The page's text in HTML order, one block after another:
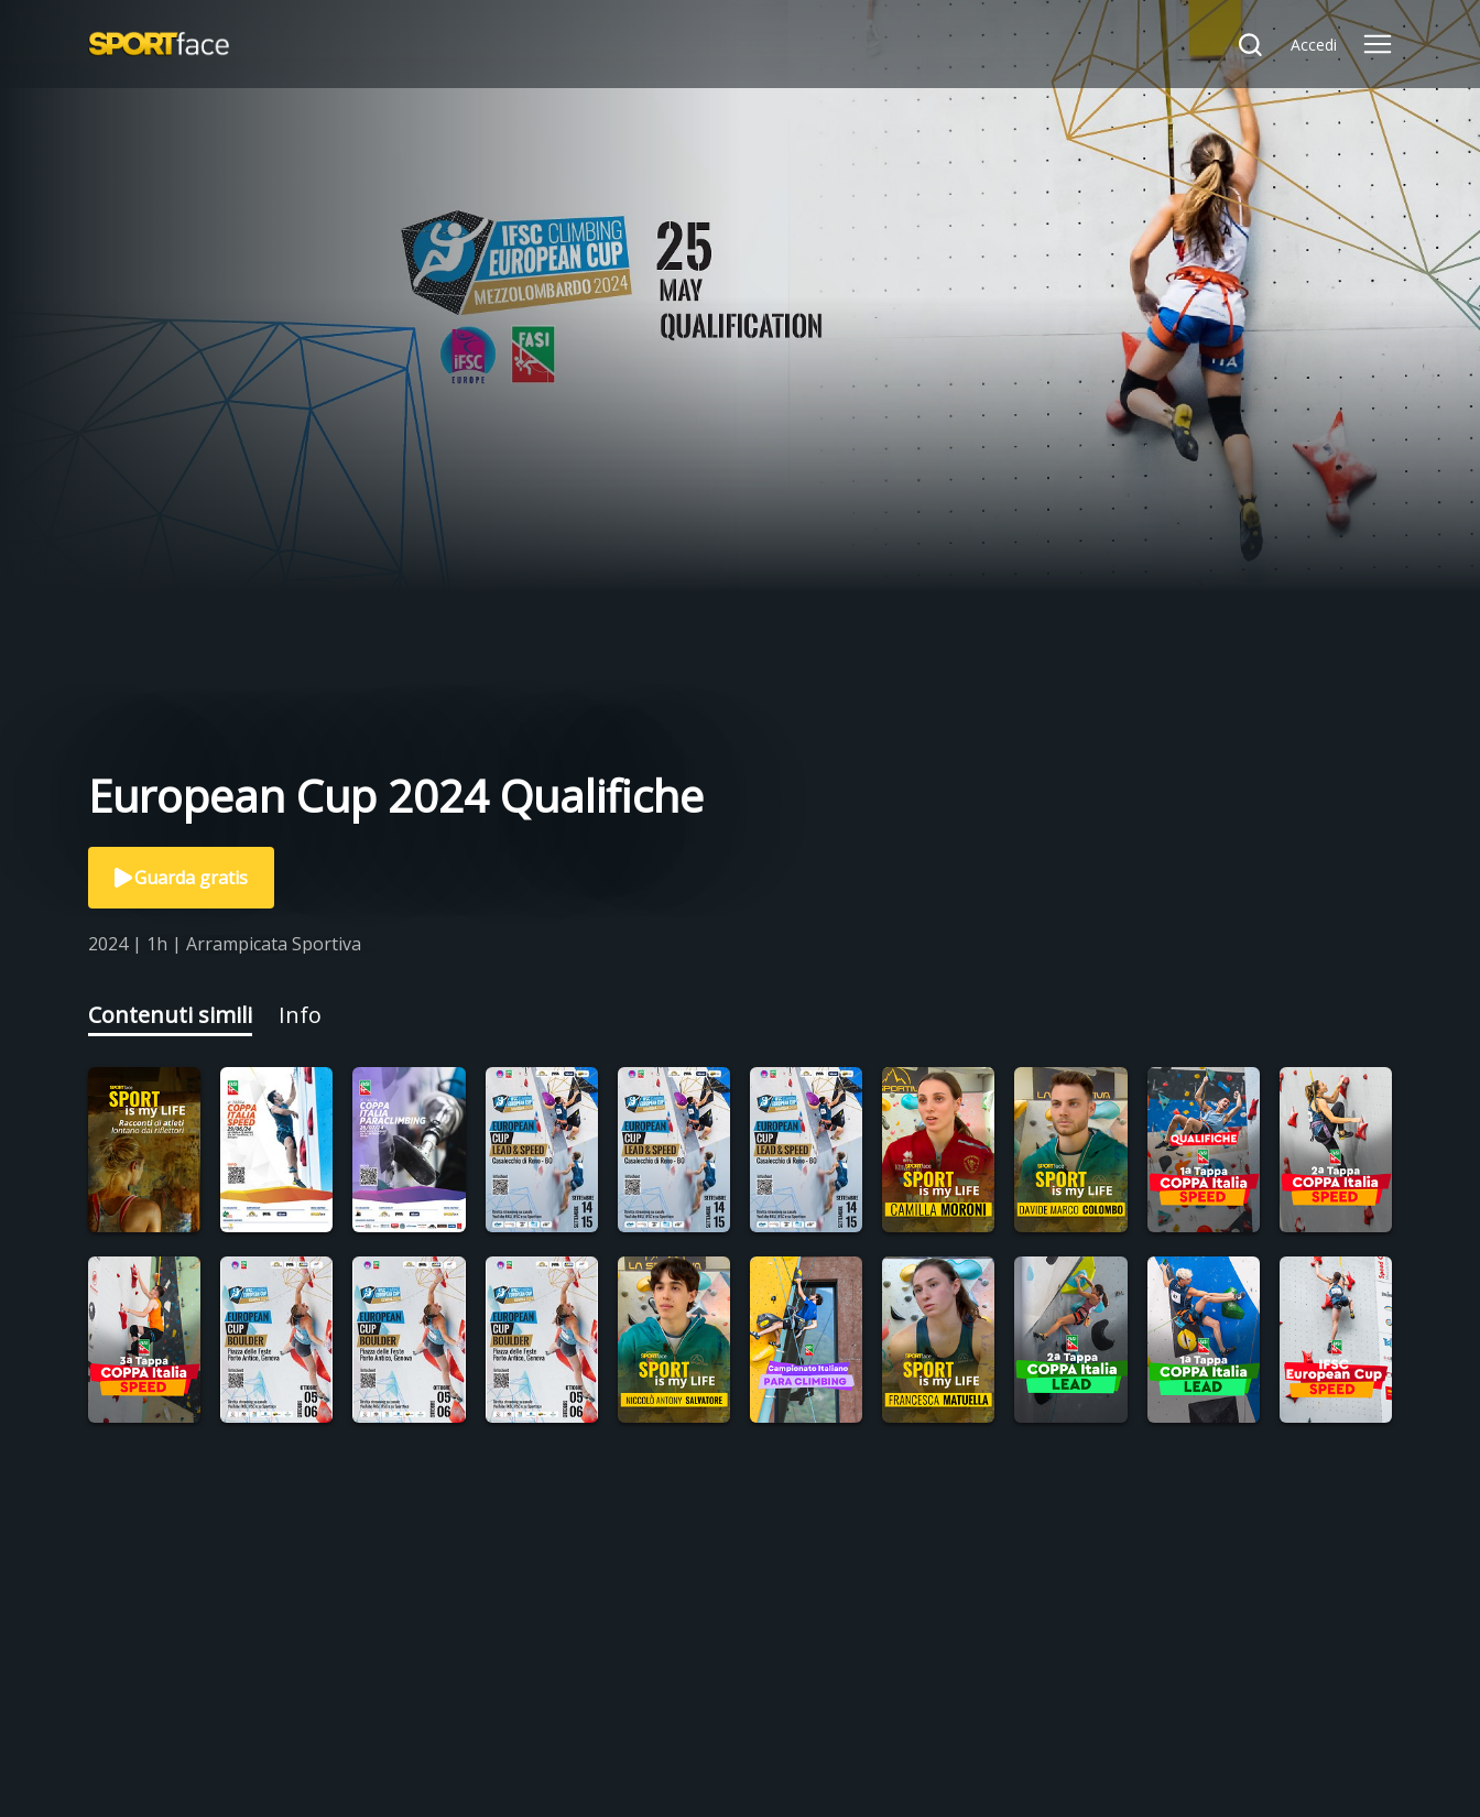
Accedi
European Cup 2024 Qualifiche
Guarda gratis
2024 | 1h | Arrampicata Sportiva
Contenuti simili Info